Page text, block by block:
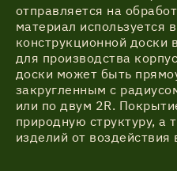
отправляется на
материал используется
конструкционной доски
для производства
доски может быть
закругленным с
или по двум 2R.
природную структуру, а
изделий от